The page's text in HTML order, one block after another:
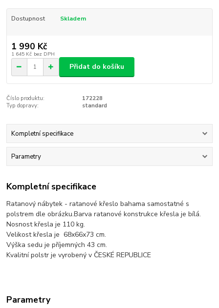
Dostupnost Skladem
1 990 Kč
1 645 Kč bez DPH
Přidat do košíku
Číslo produktu:
172228
Typ dopravy:
standard
Kompletní specifikace
Parametry
Kompletní specifikace
Ratanový nábytek - ratanové křeslo bahama samostatné s
polstrem dle obrázku.Barva ratanové konstrukce křesla je bílá.
Nosnost křesla je 110 kg.
Velikost křesla je 68x66x73 cm.
Výška sedu je příjemných 43 cm.
Kvalitní polstr je vyrobený v ČESKÉ REPUBLICE
Parametry